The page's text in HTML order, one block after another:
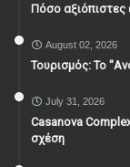
Πόσο αξιόπιστες
August 02, 2026
Τουρισμός: Το
July 31, 2026
Casanova
σχέση